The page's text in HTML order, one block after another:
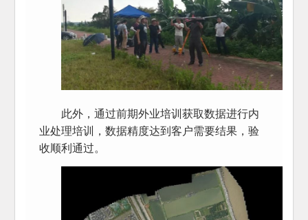
此外，通过前期外业培训获取数据进行内
业处理培训，数据精度达到客户需要结果，验
收顺利通过。